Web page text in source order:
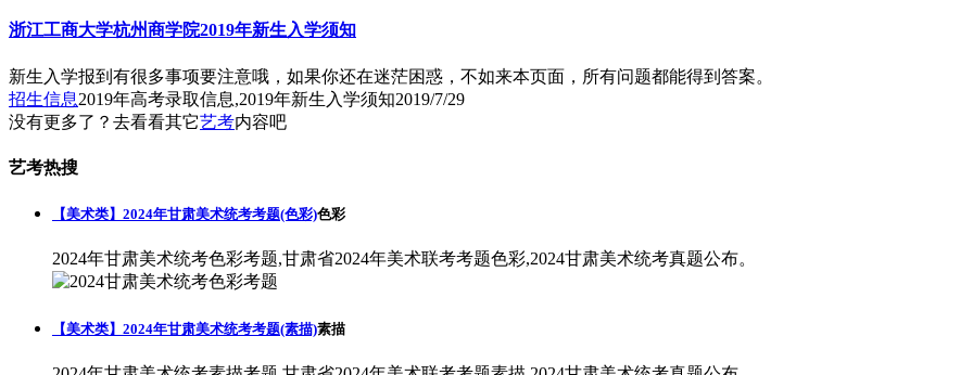
浙江工商大学杭州商学院2019年新生入学须知
新生入学报到有很多事项要注意哦，如果你还在迷茫困惑，不如来本页面，所有问题都能得到答案。
招生信息2019年高考录取信息,2019年新生入学须知2019/7/29
没有更多了？去看看其它艺考内容吧
艺考热搜
【美术类】2024年甘肃美术统考考题(色彩)色彩
2024年甘肃美术统考色彩考题,甘肃省2024年美术联考考题色彩,2024甘肃美术统考真题公布。
【美术类】2024年甘肃美术统考考题(素描)素描